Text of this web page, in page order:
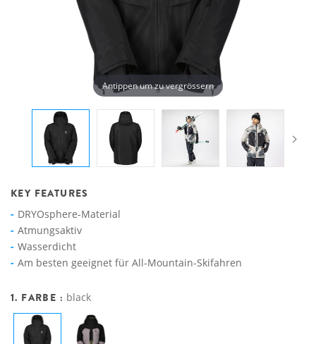
Antippen um zu vergrössern
KEY FEATURES
DRYOsphere-Material
Atmungsaktiv
Wasserdicht
Am besten geeignet für All-Mountain-Skifahren
1. FARBE : black